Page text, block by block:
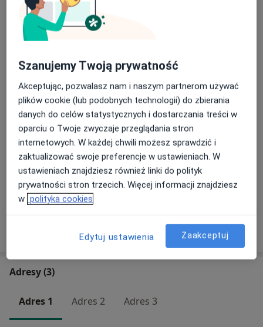
Od 150 zł Szczegóły
Od 250 zł Szczegóły
Fluoryzacja zębów
150 zł Szczegóły Umów wizytę
Lakowanie zębów
Od 150 zł Szczegóły Umów wizytę
+ 9 usług
W jaki sposób ustalane są ceny?
Adresy (3)
Adres 1 Adres 2 Adres 3
Szanujemy Twoją prywatność
Akceptując, pozwalasz nam i naszym partnerom używać
plików cookie (lub podobnych technologii) do zbierania
danych do celów statystycznych i dostarczania treści w
oparciu o Twoje zwyczaje przeglądania stron
internetowych. W każdej chwili możesz sprawdzić i
zaktualizować swoje preferencje w ustawieniach. W
ustawieniach znajdziesz również linki do polityk
prywatności stron trzecich. Więcej informacji znajdziesz
w polityka cookies
Edytuj ustawienia Zaakceptuj